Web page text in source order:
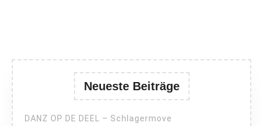
Neueste Beiträge
DANZ OP DE DEEL – Schlagermove